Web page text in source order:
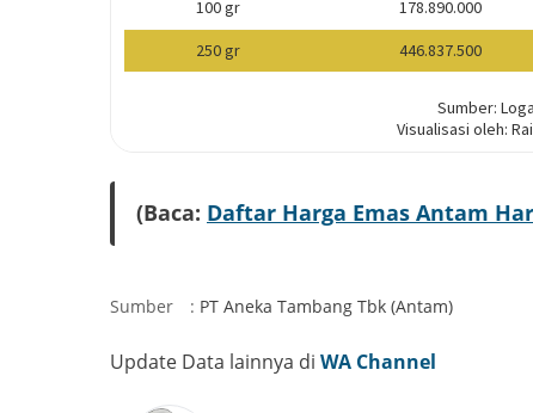
(Baca: Daftar Harga Emas Antam
Sumber : PT Aneka Tambang Tbk (Antam)
Update Data lainnya di WA Channel